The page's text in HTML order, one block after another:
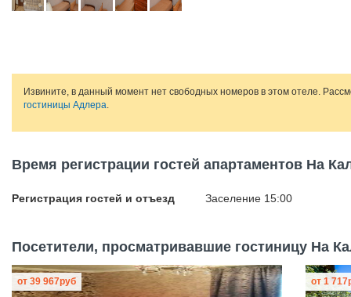
Извините, в данный момент нет свободных номеров в этом отеле.
гостиницы Адлера.
Время регистрации гостей апартаментов На
Регистрация гостей и отъезд Заселение 15:00
Посетители, просматривавшие гостиницу На
от 39 967руб от 1 717